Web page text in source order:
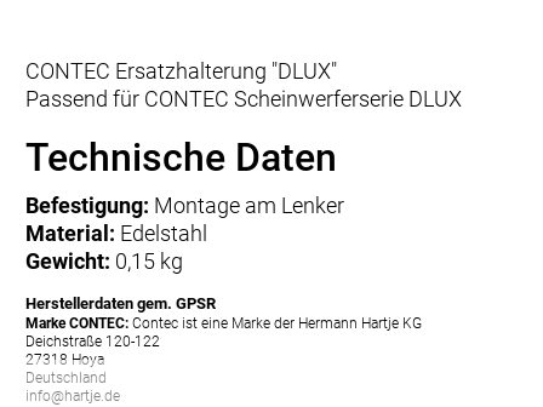
CONTEC Ersatzhalterung "DLUX"
Passend für CONTEC Scheinwerferserie DLUX
Technische Daten
Befestigung: Montage am Lenker
Material: Edelstahl
Gewicht: 0,15 kg
Herstellerdaten gem. GPSR
Marke CONTEC: Contec ist eine Marke der Hermann Hartje KG
Deichstraße 120-122
27318 Hoya
Deutschland
info@hartje.de